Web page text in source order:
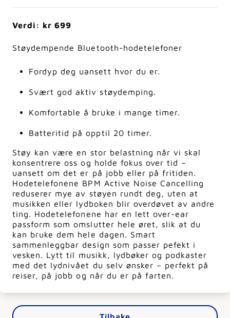
Verdi: kr 699
Støydempende Bluetooth-hodetelefoner
Fordyp deg uansett hvor du er.
Svært god aktiv støydemping.
Komfortable å bruke i mange timer.
Batteritid på opptil 20 timer.
Støy kan være en stor belastning når vi skal
konsentrere oss og holde fokus over tid –
uansett om det er på jobb eller på fritiden.
Hodetelefonene BPM Active Noise Cancelling
reduserer mye av støyen rundt deg, uten at
musikken eller lydboken blir overdøvet av andre
ting. Hodetelefonene har en lett over-ear
passform som omslutter hele øret, slik at du
kan bruke dem hele dagen. Smart
sammenleggbar design som passer pefekt i
vesken. Lytt til musikk, lydbøker og podkaster
med det lydnivået du selv ønsker – perfekt på
reiser, på jobb og når du er på farten.